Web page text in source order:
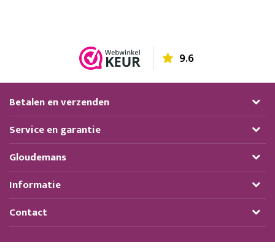
9.6
Betalen en verzenden
Service en garantie
Gloudemans
Informatie
Contact